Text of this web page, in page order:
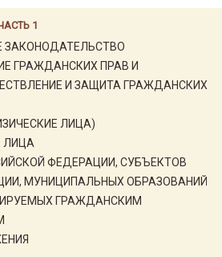
1
ЗАКОНОДАТЕЛЬСТВО
ГРАЖДАНСКИХ ПРАВ И
И ЗАЩИТА ГРАЖДАНСКИХ
ЛИЦА)
ЛИЦА
ФЕДЕРАЦИИ, СУБЪЕКТОВ
МУНИЦИПАЛЬНЫХ ОБРАЗОВАНИЙ
ГРАЖДАНСКИМ